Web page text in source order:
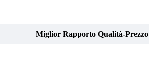
Miglior Rapporto Qualità-Prezzo